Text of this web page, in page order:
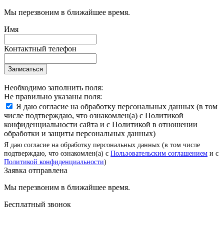
Мы перезвоним в ближайшее время.
Имя
Контактный телефон
Записаться
Необходимо заполнить поля:
Не правильно указаны поля:
Я даю согласие на обработку персональных данных (в том
числе подтверждаю, что ознакомлен(а) с Политикой
конфиденциальности сайта и с Политикой в отношении
обработки и защиты персональных данных)
Я даю согласие на обработку персональных данных (в том числе
подтверждаю, что ознакомлен(а) с Пользовательским соглашением и с
Политикой конфиденциальности)
Заявка отправлена
Мы перезвоним в ближайшее время.
Бесплатный звонок